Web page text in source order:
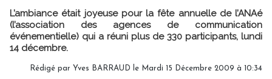
L’ambiance était joyeuse pour la fête annuelle de l’ANAé
(l’association des agences de communication
événementielle) qui a réuni plus de 330 participants, lundi
14 décembre.
Rédigé par Yves BARRAUD le Mardi 15 Décembre 2009 à 10:34